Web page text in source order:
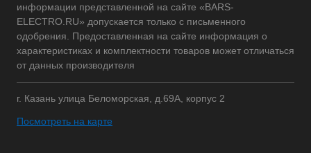
информации представленной на сайте «BARS-
ELECTRO.RU» допускается только с письменного
одобрения. Предоставленная на сайте информация о
характеристиках и комплектности товаров может отличаться
от данных производителя
г. Казань улица Беломорская, д.69А, корпус 2
Посмотреть на карте